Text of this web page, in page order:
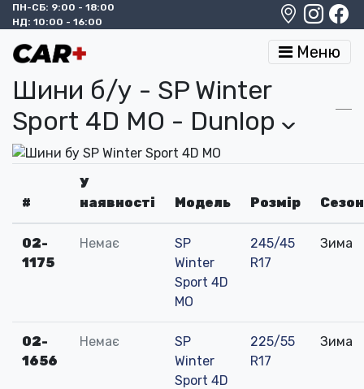
ПН-СБ: 9:00 - 18:00
НД: 10:00 - 16:00
Меню
Шини б/у - SP Winter
Sport 4D MO - Dunlop›
#
У
наявності
Модель Розмір Сезон
02-
1175
Немає
SP
Winter
Sport 4D
MO
245/45
R17
Зима
02-
1656
Немає
SP
Winter
Sport 4D
225/55
R17
Зима